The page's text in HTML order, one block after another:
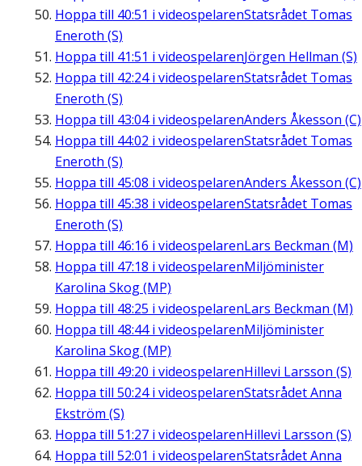
Hoppa till 40:51 i videospelarenStatsrådet Tomas
Eneroth (S)
Hoppa till 41:51 i videospelarenJörgen Hellman (S)
Hoppa till 42:24i videospelarenStatsrådet Tomas
Eneroth (S)
Hoppa till 43:04i videospelarenAnders Åkesson (C)
Hoppa till 44:02 i videospelarenStatsrådet Tomas
Eneroth (S)
Hoppa till 45:08 i videospelarenAnders Åkesson (C)
Hoppa till 45:38 i videospelarenStatsrådet Tomas
Eneroth (S)
Hoppa till 46:16 i videospelarenLars Beckman (M)
Hoppa till 47:18 i videospelarenMiljöminister
Karolina Skog (MP)
Hoppa till 48:25 i videospelarenLars Beckman (M)
Hoppa till 48:44i videospelarenMiljöminister
Karolina Skog (MP)
Hoppa till 49:20 i videospelarenHillevi Larsson (S)
Hoppa till 50:24i videospelarenStatsrådet Anna
Ekström (S)
Hoppa till 51:27 i videospelarenHillevi Larsson (S)
Hoppa till 52:01 i videospelarenStatsrådet Anna